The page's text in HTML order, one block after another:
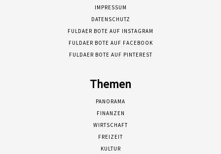
IMPRESSUM
DATENSCHUTZ
FULDAER BOTE AUF INSTAGRAM
FULDAER BOTE AUF FACEBOOK
FULDAER BOTE AUF PINTEREST
Themen
PANORAMA
FINANZEN
WIRTSCHAFT
FREIZEIT
KULTUR